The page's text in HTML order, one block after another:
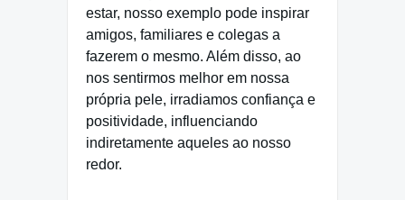
estar, nosso exemplo pode inspirar
amigos, familiares e colegas a
fazerem o mesmo. Além disso, ao
nos sentirmos melhor em nossa
própria pele, irradiamos confiança e
positividade, influenciando
indiretamente aqueles ao nosso
redor.